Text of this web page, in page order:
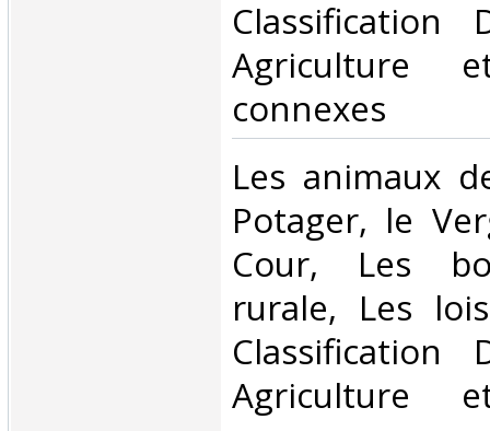
Classification
Agriculture
connexes‎
‎Les animaux
Potager, le
Cour, Les
rurale, Les
Classification
Agriculture